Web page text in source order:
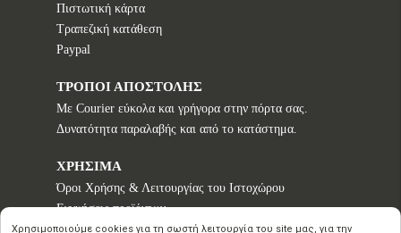
Πιστωτική κάρτα
Τραπεζική κατάθεση
Paypal
ΤΡΟΠΟΙ ΑΠΟΣΤΟΛΗΣ
Με Courier εύκολα και γρήγορα στην πόρτα σας.
Δυνατότητα παραλαβής και από το κατάστημα.
ΧΡΗΣΙΜΑ
Όροι Χρήσης & Λειτουργίας του Ιστοχώρου
Εγγυήσεις προϊόντων
Τρόποι παραγγελίας
Χρησιμοποιούμε cookies για τη σωστή λειτουργία του site μας, για την